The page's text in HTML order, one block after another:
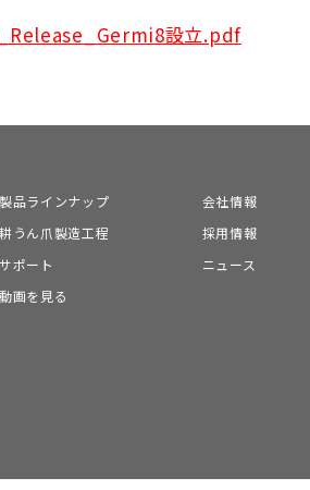
設立.pdf
製品ラインナップ
耕うん爪製造工程
サポート
動画を見る
会社情報
採用情報
ニュース